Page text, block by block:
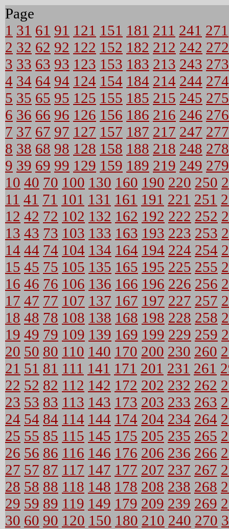
Page
1 31 61 91 121 151 181 211 241 271
2 32 62 92 122 152 182 212 242 272
3 33 63 93 123 153 183 213 243 273
4 34 64 94 124 154 184 214 244 274
5 35 65 95 125 155 185 215 245 275
6 36 66 96 126 156 186 216 246 276
7 37 67 97 127 157 187 217 247 277
8 38 68 98 128 158 188 218 248 278
9 39 69 99 129 159 189 219 249 279
10 40 70 100 130 160 190 220 250
11 41 71 101 131 161 191 221 251
12 42 72 102 132 162 192 222 252
13 43 73 103 133 163 193 223 253
14 44 74 104 134 164 194 224 254
15 45 75 105 135 165 195 225 255
16 46 76 106 136 166 196 226 256
17 47 77 107 137 167 197 227 257
18 48 78 108 138 168 198 228 258
19 49 79 109 139 169 199 229 259
20 50 80 110 140 170 200 230 260
21 51 81 111 141 171 201 231 261
22 52 82 112 142 172 202 232 262
23 53 83 113 143 173 203 233 263
24 54 84 114 144 174 204 234 264
25 55 85 115 145 175 205 235 265
26 56 86 116 146 176 206 236 266
27 57 87 117 147 177 207 237 267
28 58 88 118 148 178 208 238 268
29 59 89 119 149 179 209 239 269
30 60 90 120 150 180 210 240 270